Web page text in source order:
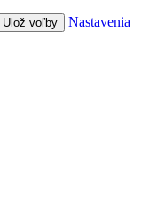
Ulož voľby Nastavenia